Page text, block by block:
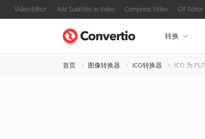
Video Editor Add Subtitles to Video Compress Video GIF Editor
转换
首页 图像转换器 ICO转换器 ICO 为 PLT